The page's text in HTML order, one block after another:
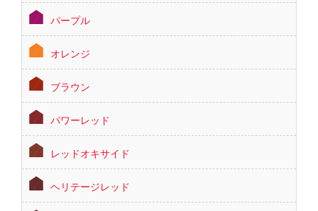
パープル
オレンジ
ブラウン
パワーレッド
レッドオキサイド
ヘリテージレッド